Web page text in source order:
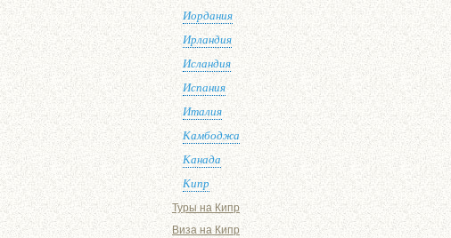
Иордания
Ирландия
Исландия
Испания
Италия
Камбоджа
Канада
Кипр
Туры на Кипр
Виза на Кипр